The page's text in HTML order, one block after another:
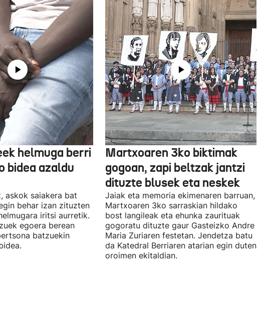
helmuga berri
bidea azaldu
askok saiakera bat
behar izan zituzten
iritsi aurretik.
egoera berean
batzuekin
Martxoaren 3ko biktimak
gogoan, zapi beltzak jantzi
dituzte blusek eta neskek
Jaiak eta memoria ekimenaren barruan,
Martxoaren 3ko sarraskian hildako
bost langileak eta ehunka zaurituak
gogoratu dituzte gaur Gasteizko Andre
Maria Zuriaren festetan. Jendetza batu
da Katedral Berriaren atarian egin duten
oroimen ekitaldian.